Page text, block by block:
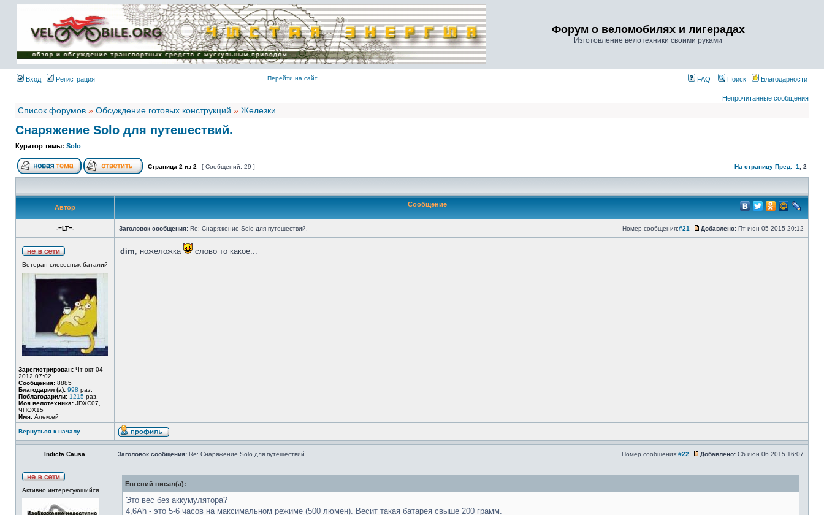
Имя пользователя:
Пароль:
{ LOG_ME_IN_SHORT
}
Форум о веломобилях и лигерадах
Изготовление велотехники своими руками
Вход Регистрация Перейти на сайт FAQ Поиск Благодарности
Непрочитанные сообщения
Список форумов » Обсуждение готовых конструкций » Железки
Снаряжение Solo для путешествий.
Куратор темы: Solo
Страница 2 из 2 [ Сообщений: 29 ] На страницу Пред. 1 2
Автор Сообщение
-=LT=- Заголовок сообщения: Re: Снаряжение Solo для путешествий. Номер сообщения:#21 Добавлено: Пт июн 05 2015 20:12
Ветеран словесных баталий
Зарегистрирован: Чт окт 04
2012 07:02
Сообщения: 8885
Благодарил (а): 998 раз.
Поблагодарили: 1215 раз.
Моя велотехника: JDXC07,
ЧПОХ15
Имя: Алексей
dim, ножеложка слово то какое...
Вернуться к началу
Indiсtа Саusа Заголовок сообщения: Re: Снаряжение Solo для путешествий. Номер сообщения:#22 Добавлено: Сб июн 06 2015 16:07
Активно интересующийся
Евгений писал(а):
Это вес без аккумулятора?
4,6Аh - это 5-6 часов на максимальном режиме (500 люмен). Весит такая батарея свыше 200 грамм.